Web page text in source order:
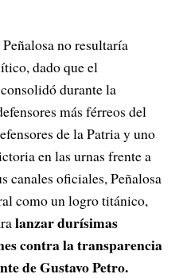
no resultaría
dado que el
durante la
más férreos del
de la Patria y uno
en las urnas frente a
canales oficiales, Peñalosa
como un logro titánico,
lanzar durísimas
contra la transparencia
de Gustavo Petro.